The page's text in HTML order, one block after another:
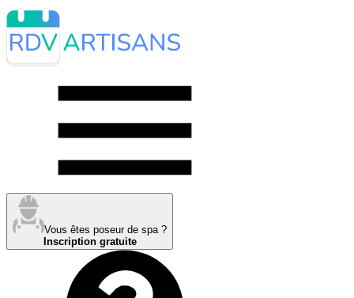
Vous êtes poseur de spa ?
Inscription gratuite